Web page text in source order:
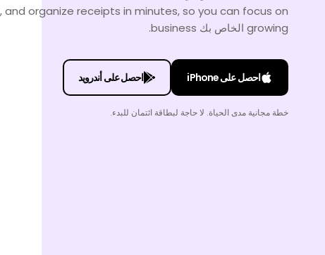
and organize receipts in minutes, so you can focus on
growing الخاص بك business.
احصل على iPhone احصل على أندرويد
خطة مجانية مدى الحياة. لا حاجة لبطاقة ائتمان للبدء.